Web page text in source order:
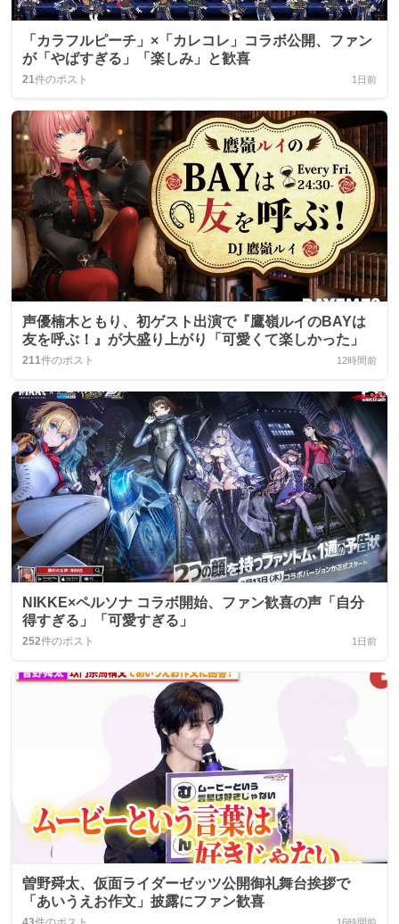
「カラフルピーチ」×「カレコレ」コラボ公開、ファン
が「やばすぎる」「楽しみ」と歓喜
21件のポスト 1日前
声優楠木ともり、初ゲスト出演で『鷹嶺ルイのBAYは
友を呼ぶ！』が大盛り上がり「可愛くて楽しかった」
211件のポスト 12時間前
NIKKE×ペルソナ コラボ開始、ファン歓喜の声「自分
得すぎる」「可愛すぎる」
252件のポスト 1日前
曽野舜太、仮面ライダーゼッツ公開御礼舞台挨拶で
「あいうえお作文」披露にファン歓喜
16時間前